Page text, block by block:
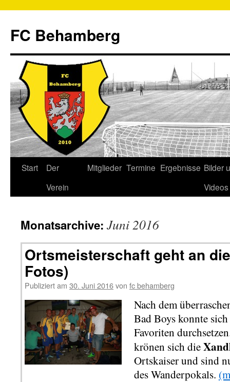
FC Behamberg
Start
Der
Verein
Mitglieder Termine Ergebnisse Bilder
Videos
Monatsarchive: Juni 2016
Ortsmeisterschaft geht an
Fotos)
Publiziert am 30. Juni 2016von fc behamberg
Nach dem
Bad Boys konnte
Favoriten
krönen sich die
Ortskaiser und sind
des Wanderpokals.